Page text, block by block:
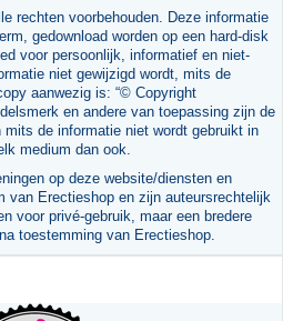
rechten voorbehouden. Deze informatie
gedownload worden op een hard-disk
voor persoonlijk, informatief en niet-
niet gewijzigd wordt, mits de
aanwezig is: “© Copyright
en andere van toepassing zijn de
de informatie niet wordt gebruikt in
medium dan ook.
op deze website/diensten en
van Erectieshop en zijn auteursrechtelijk
voor privé-gebruik, maar een bredere
toestemming van Erectieshop.